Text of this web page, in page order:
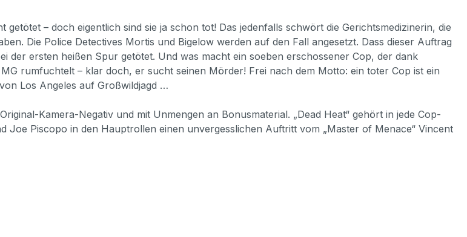
– doch eigentlich sind sie ja schon tot! Das jedenfalls schwört die Gerichtsmedizinerin, die
Die Police Detectives Mortis und Bigelow werden auf den Fall angesetzt. Dass dieser Auftrag
ersten heißen Spur getötet. Und was macht ein soeben erschossener Cop, der dank
rumfuchtelt – klar doch, er sucht seinen Mörder! Frei nach dem Motto: ein toter Cop ist ein
Los Angeles auf Großwildjagd …
Kamera-Negativ und mit Unmengen an Bonusmaterial. „Dead Heat“ gehört in jede Cop-
Joe Piscopo in den Hauptrollen einen unvergesslichen Auftritt vom „Master of Menace“ Vincent